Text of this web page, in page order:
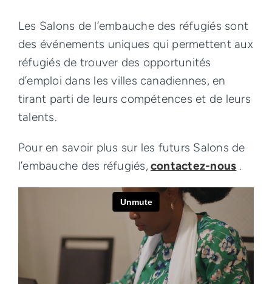
Les Salons de l’embauche des réfugiés sont
des événements uniques qui permettent aux
réfugiés de trouver des opportunités
d’emploi dans les villes canadiennes, en
tirant parti de leurs compétences et de leurs
talents.
Pour en savoir plus sur les futurs Salons de
l’embauche des réfugiés, contactez-nous .